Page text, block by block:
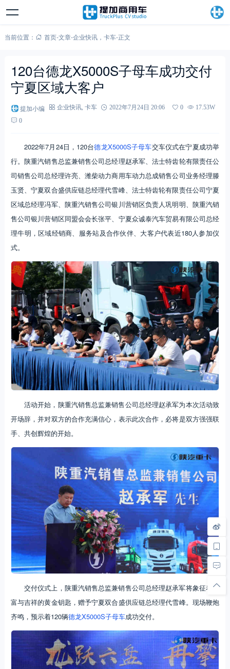
当前位置： 首页-文章-企业快讯， 卡车-正文
120台德龙X5000S子母车成功交付
宁夏区域大客户
提加小编 企业快讯, 卡车 2022年7月24日 20:06 0
17.53W
0
2022年7月24日，120台德龙X5000S子母车交车仪式在宁夏成功举
行。陕重汽销售总监兼销售公司总经理赵承军、法士特齿轮有限责任公
司销售公司总经理许亮、潍柴动力商用车动力总成销售公司业务经理滕
玉贤、宁夏双合盛供应链总经理代雪峰、法士特齿轮有限责任公司宁夏
区域总经理冯军、陕重汽销售公司银川营销区负责人巩明明、陕重汽销
售公司银川营销区同盟会会长张平、宁夏众诚泰汽车贸易有限公司总经
理牛明，区域经销商、服务站及合作伙伴、大客户代表近180人参加仪
式。
活动开始，陕重汽销售总监兼销售公司总经理赵承军为本次活动致
开场辞，并对双方的合作充满信心，表示此次合作，必将是双方强强联
手、共创辉煌的开始。
交付仪式上，陕重汽销售总监兼销售公司总经理赵承军将象征着财
富与吉祥的黄金钥匙，赠予宁夏双合盛供应链总经理代雪峰。现场鞭炮
齐鸣，预示着120辆德龙X5000S子母车成功交付。